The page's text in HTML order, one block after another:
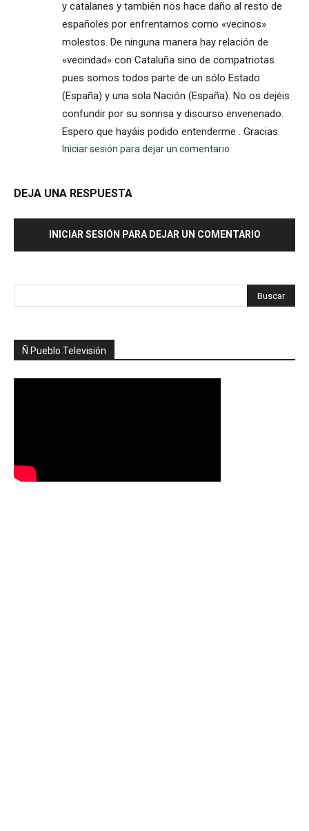
y catalanes y también nos hace daño al resto de
españoles por enfrentarnos como «vecinos»
molestos. De ninguna manera hay relación de
«vecindad» con Cataluña sino de compatriotas
pues somos todos parte de un sólo Estado
(España) y una sola Nación (España). No os dejéis
confundir por su sonrisa y discurso envenenado.
Espero que hayáis podido entenderme . Gracias.
Iniciar sesión para dejar un comentario
DEJA UNA RESPUESTA
INICIAR SESIÓN PARA DEJAR UN COMENTARIO
Ñ Pueblo Televisión